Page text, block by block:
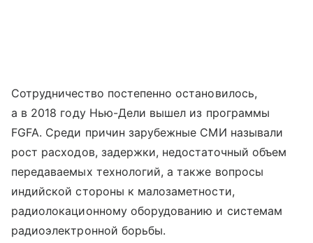
Сотрудничество постепенно остановилось,
а в 2018 году Нью-Дели вышел из программы
FGFA. Среди причин зарубежные СМИ называли
рост расходов, задержки, недостаточный объем
передаваемых технологий, а также вопросы
индийской стороны к малозаметности,
радиолокационному оборудованию и системам
радиоэлектронной борьбы.